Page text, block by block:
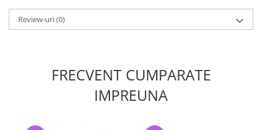
Review-uri(0)
FRECVENT CUMPARATE
IMPREUNA